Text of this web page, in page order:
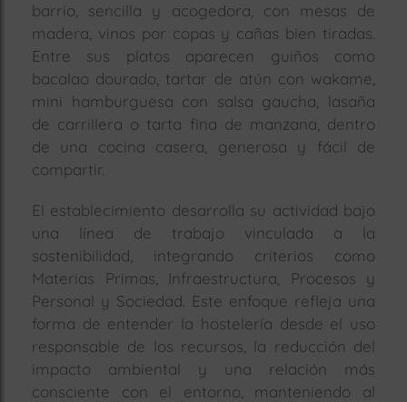
barrio, sencilla y acogedora, con mesas de
madera, vinos por copas y cañas bien tiradas.
Entre sus platos aparecen guiños como
bacalao dourado, tartar de atún con wakame,
mini hamburguesa con salsa gaucha, lasaña
de carrillera o tarta fina de manzana, dentro
de una cocina casera, generosa y fácil de
compartir.
El establecimiento desarrolla su actividad bajo
una línea de trabajo vinculada a la
sostenibilidad, integrando criterios como
Materias Primas, Infraestructura, Procesos y
Personal y Sociedad. Este enfoque refleja una
forma de entender la hostelería desde el uso
responsable de los recursos, la reducción del
impacto ambiental y una relación más
consciente con el entorno, manteniendo al